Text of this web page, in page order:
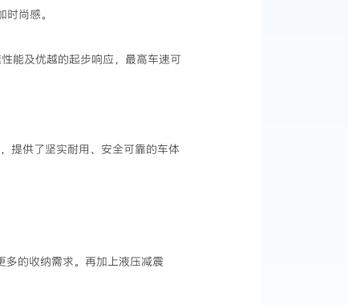
尚感。
能及优越的起步响应，最高车速可
提供了坚实耐用、安全可靠的车体
的收纳需求。再加上液压减震